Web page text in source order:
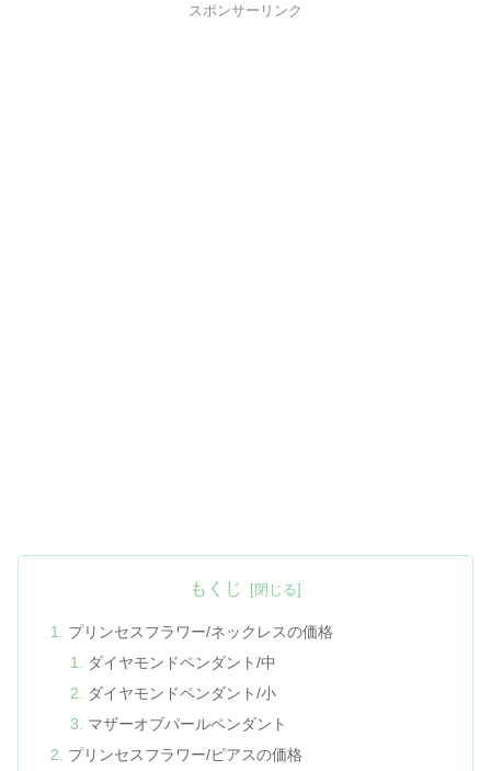
スポンサーリンク
もくじ
プリンセスフラワー/ネックレスの価格
ダイヤモンドペンダント/中
ダイヤモンドペンダント/小
マザーオブパールペンダント
プリンセスフラワー/ピアスの価格